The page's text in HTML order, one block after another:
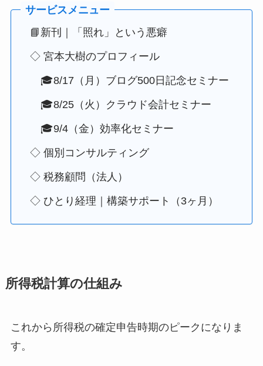
📘新刊｜「照れ」という悪癖
◇ 宮本大樹のプロフィール
🎓8/17（月）ブログ500日記念セミナー
🎓8/25（火）クラウド会計セミナー
🎓9/4（金）効率化セミナー
◇ 個別コンサルティング
◇ 税務顧問（法人）
◇ ひとり経理｜構築サポート（3ヶ月）
所得税計算の仕組み
これから所得税の確定申告時期のピークになりま
す。